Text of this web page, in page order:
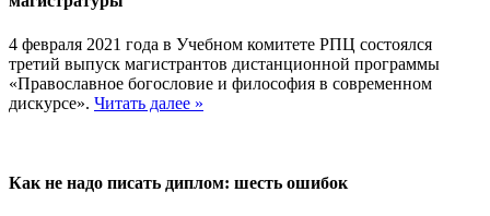
4 февраля 2021 года в Учебном комитете РПЦ состоялся
третий выпуск магистрантов дистанционной программы
«Православное богословие и философия в современном
дискурсе». Читать далее »
Как не надо писать диплом: шесть ошибок